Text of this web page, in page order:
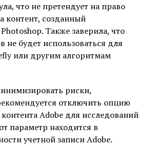
что не претендует на право
контент, созданный
Также заверила, что
не будет использоваться для
или другим алгоритмам
риски,
отключить опцию
Adobe для исследований
параметр находится в
учетной записи Adobe.